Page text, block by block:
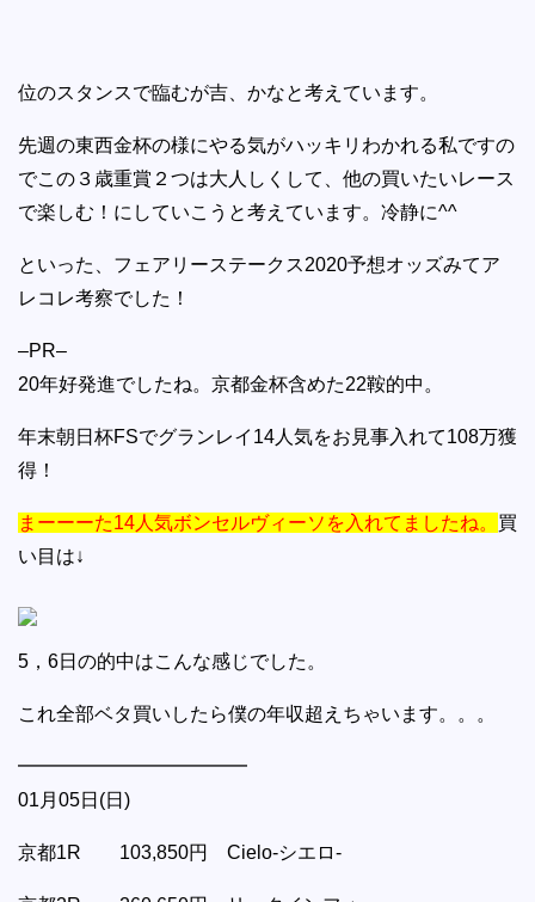
位のスタンスで臨むが吉、かなと考えています。
先週の東西金杯の様にやる気がハッキリわかれる私ですの
でこの３歳重賞２つは大人しくして、他の買いたいレース
で楽しむ！にしていこうと考えています。冷静に^^
といった、フェアリーステークス2020予想オッズみてア
レコレ考察でした！
–PR–
20年好発進でしたね。京都金杯含めた22鞍的中。
年末朝日杯FSでグランレイ14人気をお見事入れて108万獲
得！
まーーーた14人気ボンセルヴィーソを入れてましたね。 買
い目は↓
5，6日の的中はこんな感じでした。
これ全部ベタ買いしたら僕の年収超えちゃいます。。。
━━━━━━━━━━━━
01月05日(日)
京都1R 103,850円 Cielo-シエロ-